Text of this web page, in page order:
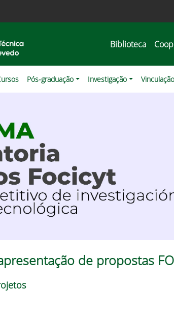
Biblioteca
Pós-graduação Investigação Vinculação
de propostas